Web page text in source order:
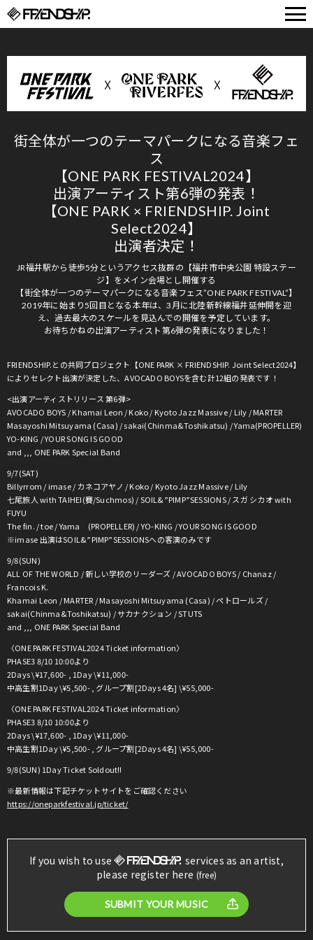
街全体が一つのテーマパークになる音楽フェ
ス
【ONE PARK FESTIVAL2024】
出演アーティスト第6弾の発表！
【ONE PARK × FRIENDSHIP. Joint
Select2024】
出演者決定！
JR福井駅から徒歩5分というアクセス抜群の【福井市中央公園 特設ステー
ジ】をメイン会場とし開催する
【街全体が一つのテーマパークになる音楽フェス”ONE PARK FESTIVAL”】
2019年に始まり5回目となる本年は、3月に北陸新幹線福井延伸開を迎
え、過去最大のスケールを見込んでの開催を予定しています。
お待ちかねの出演アーティスト第6弾の発表になりました！
FRIENDSHIP.との共同プロジェクト【ONE PARK × FRIENDSHIP. Joint Select2024】
によりセレクト出演が決定した、AVOCADO BOYSを含む計12組の発表です！
<出演アーティストリリース 第6弾>
AVOCADO BOYS / Khamai Leon / Koko / Kyoto Jazz Massive / Lily / MARTER
Masayoshi Mitsuyama (Casa) / sakai(Chinma&Toshikatsu) / Yama(PROPELLER)
YO-KING / YOUR SONG IS GOOD
and ,,, ONE PARK Special Band
9/7(SAT)
Billyrrom / imase / カネコアヤノ / Koko / Kyoto Jazz Massive / Lily
七尾旅人 with TAIHEI(賽/Suchmos) / SOIL&”PIMP”SESSIONS / スガ シカオ with
FUYU
The fin. / toe / Yama (PROPELLER) / YO-KING / YOUR SONG IS GOOD
※imase 出演はSOIL&”PIMP”SESSIONSへの客演のみです
9/8(SUN)
ALL OF THE WORLD / 新しい学校のリーダーズ / AVOCADO BOYS / Chanaz /
Francois K.
Khamai Leon / MARTER / Masayoshi Mitsuyama (Casa) / ペトロールズ /
sakai(Chinma&Toshikatsu) / サカナクション / STUTS
and ,,, ONE PARK Special Band
〈ONE PARK FESTIVAL2024 Ticket information〉
PHASE3 8/10 10:00より
2Days \¥17,600- , 1Day \¥11,000-
中高生割1Day \¥5,500- , グループ割[2Days 4名] \¥55,000-
〈ONE PARK FESTIVAL2024 Ticket information〉
PHASE3 8/10 10:00より
2Days \¥17,600- , 1Day \¥11,000-
中高生割1Day \¥5,500- , グループ割[2Days 4名] \¥55,000-
9/8(SUN) 1Day Ticket Soldout!!
※最新情報は下記チケットサイトをご確認ください
https://oneparkfestival.jp/ticket/
If you wish to use
services as an artist,
please register here (free)
SUBMIT YOUR MUSIC